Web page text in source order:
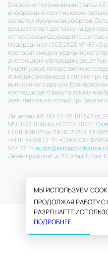
Согласно положениями Статьи
информация носит
является публичной офертой.
осуществляет доставку на дом
отпускаемым без рецепта,
Федерации от 17.03.2020 № 187 «О
препаратами для медицинского
дистанционную продажу
Рецептурные лекарственные
помощи самовывоза в аптеке при
выписанного врачом.
последующего выкупа заказа в
действительна только при заказе
Лицензия №: ЛО-77-02-011343 от
№ ДТ-77-000464 от 27.12.2021 г.
г.П78-696/20 от 29.05.2020 г. ПП №
«АПТЕЧНАЯ СЕТЬ «САМСОН-
587-77-77ecom@samson-pharma.ru
Ленинградский, д. 23, этаж 1, пом.
МЫ ИСПОЛЬЗУЕМ
ПРОДОЛЖАЯ РАБОТУ С
РАЗРЕШАЕТЕ
ПОДРОБНЕЕ